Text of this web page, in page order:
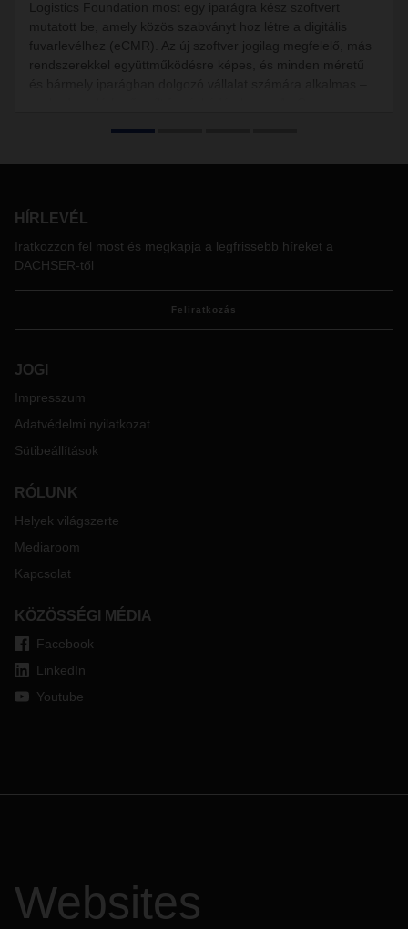
Logistics Foundation most egy iparágra kész szoftvert
mutatott be, amely közös szabványt hoz létre a digitális
fuvarlevélhez (eCMR). Az új szoftver jogilag megfelelő, más
rendszerekkel együttműködésre képes, és minden méretű
HÍRLEVÉL
Iratkozzon fel most és megkapja a legfrissebb híreket a
DACHSER-től
Feliratkozás
JOGI
Impresszum
Adatvédelmi nyilatkozat
Sütibeállítások
RÓLUNK
Helyek világszerte
Mediaroom
Kapcsolat
KÖZÖSSÉGI MÉDIA
Facebook
LinkedIn
Youtube
Websites